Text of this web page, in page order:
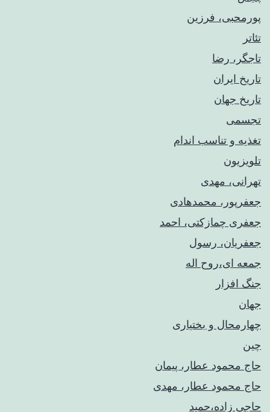
پورمحبی، فرزین
تئاتر
تاجگر، رضا
تاریخ ایران
تاریخ جهان
تجسمی
تغذیه و تناسب اندام
تلویزیون
تهرانی، مهدی
جعفرپور، محمدهادی
جعفری چمازکتی، احمد
جعفریان، رسول
جمعه ای،روح اله
جنگ افزار
جهان
چهارمحال و بختیاری
چین
حاج محمود عطار، پیمان
حاج محمود عطار، مهدی
حاجی زاده،حمید